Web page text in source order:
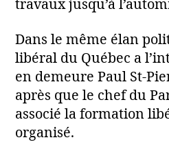
travaux jusqu’à
Dans le même élan
libéral du Québec a
en demeure Paul St-
après que le chef du
associé la formation
organisé.